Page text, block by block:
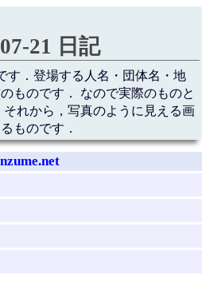
21 日記
す．登場する人名・団体名・地
ものです． なので実際のものと
れから，写真のように見える画
ものです．